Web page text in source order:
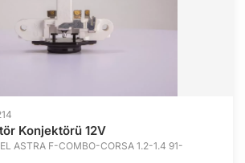
Konjektörü 12V
ASTRA F-COMBO-CORSA 1.2-1.4 91-